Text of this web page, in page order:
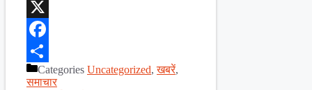
WhatsApp
X
Facebook
ShareCategories Uncategorized,खबरें,
समाचार